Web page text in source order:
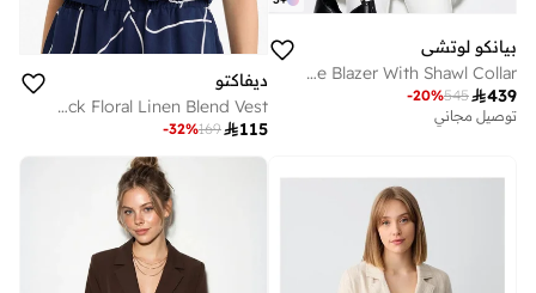
بيانكو لوتشي
LUCCI Long Crepe Blazer With Shawl Collar
439
545
-20%
توصيل مجاني
ديفاكتو
V Neck Floral Linen Blend Vest
115
169
-32%